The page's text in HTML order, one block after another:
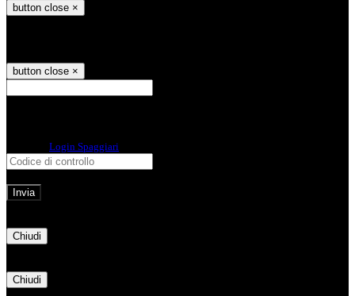
button close ×
button close ×
Login Spaggiari
Chiudi
Chiudi